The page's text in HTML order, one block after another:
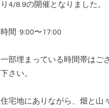
り4/8.9の開催となりました。
時間 9:00〜17:00
一部埋まっている時間帯はご
下さい。
住宅地にありながら、畑と山